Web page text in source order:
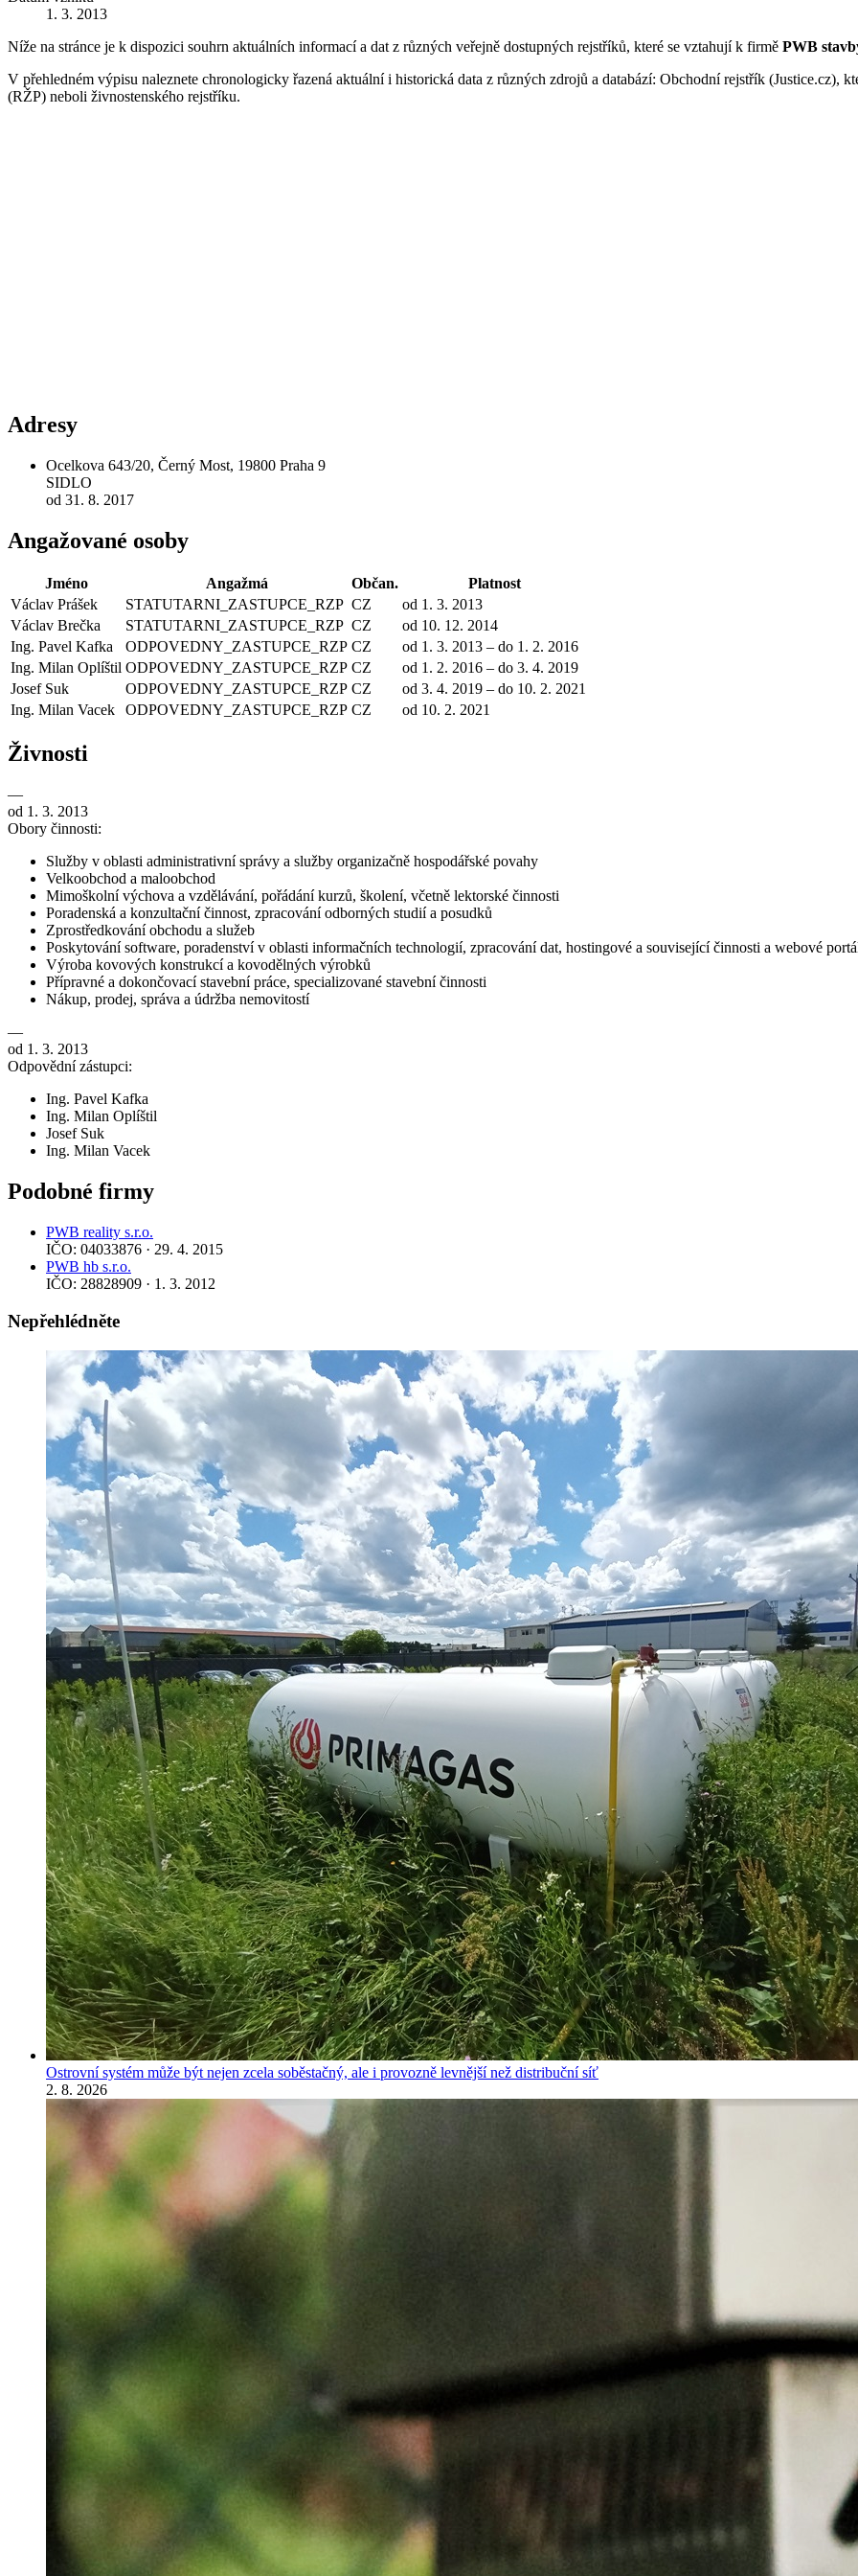
1. 3. 2013
Níže na stránce je k dispozici souhrn aktuálních informací a dat z různých veřejně dostupných rejstříků, které se vztahují k firmě PWB
V přehledném výpisu naleznete chronologicky řazená aktuální i historická data z různých zdrojů a databází: Obchodní rejstřík (Justice.cz),
(RŽP) neboli živnostenského rejstříku.
Adresy
Ocelkova 643/20, Černý Most, 19800 Praha 9
SIDLO
od 31. 8. 2017
Angažované osoby
Jméno Angažmá Občan.
Platnost
Václav Prášek
STATUTARNI_ZASTUPCE_RZP CZ
od 1. 3. 2013
Václav Brečka
STATUTARNI_ZASTUPCE_RZP CZ
od 10. 12. 2014
Ing. Pavel Kafka
ODPOVEDNY_ZASTUPCE_RZP CZ
od 1. 3. 2013 – do 1. 2. 2016
Ing. Milan Oplíštil ODPOVEDNY_ZASTUPCE_RZP CZ
od 1. 2. 2016 – do 3. 4. 2019
Josef Suk
ODPOVEDNY_ZASTUPCE_RZP CZ
od 3. 4. 2019 – do 10. 2. 2021
Ing. Milan Vacek
ODPOVEDNY_ZASTUPCE_RZP CZ od 10. 2. 2021
Živnosti
—
od 1. 3. 2013
Obory činnosti:
Služby v oblasti administrativní správy a služby organizačně hospodářské povahy
Velkoobchod a maloobchod
Mimoškolní výchova a vzdělávání, pořádání kurzů, školení, včetně lektorské činnosti
Poradenská a konzultační činnost, zpracování odborných studií a posudků
Zprostředkování obchodu a služeb
Poskytování software, poradenství v oblasti informačních technologií, zpracování dat, hostingové a související činnosti a webové
Výroba kovových konstrukcí a kovodělných výrobků
Přípravné a dokončovací stavební práce, specializované stavební činnosti
Nákup, prodej, správa a údržba nemovitostí
—
od 1. 3. 2013
Odpovědní zástupci:
Ing. Pavel Kafka
Ing. Milan Oplíštil
Josef Suk
Ing. Milan Vacek
Podobné firmy
PWB reality s.r.o.
IČO: 04033876 · 29. 4. 2015
PWB hb s.r.o.
IČO: 28828909 · 1. 3. 2012
Nepřehlédněte
Ostrovní systém může být nejen zcela soběstačný, ale i provozně levnější než distribuční síť
2. 8. 2026